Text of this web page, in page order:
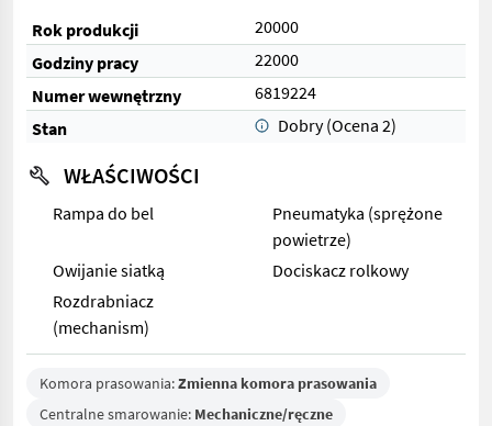
Rok produkcji
20000
Godziny pracy
22000
Numer wewnętrzny
6819224
Stan
Dobry (Ocena 2)
WŁAŚCIWOŚCI
Rampa do bel
Pneumatyka (sprężone
powietrze)
Owijanie siatką
Dociskacz rolkowy
Rozdrabniacz
(mechanism)
Komora prasowania:Zmienna komora prasowania
Centralne smarowanie: Mechaniczne/ręczne